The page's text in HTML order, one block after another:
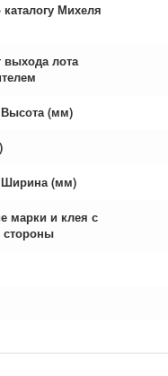
Михеля
лота
(мм)
(мм)
марки и клея с
стороны